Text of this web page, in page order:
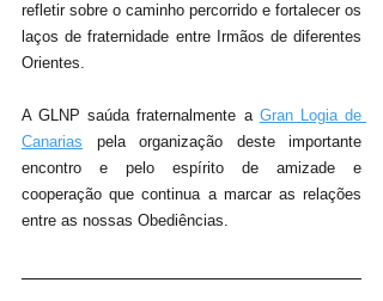
refletir sobre o caminho percorrido e fortalecer os
laços de fraternidade entre Irmãos de diferentes
Orientes.
A GLNP saúda fraternalmente a Gran Logia de
Canarias pela organização deste importante
encontro e pelo espírito de amizade e
cooperação que continua a marcar as relações
entre as nossas Obediências.